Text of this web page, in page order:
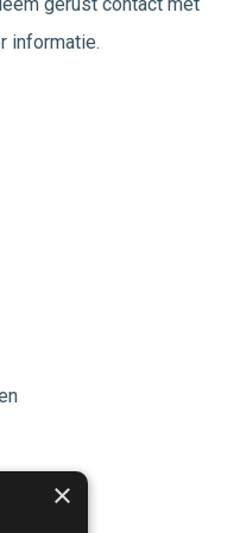
informatie.
×